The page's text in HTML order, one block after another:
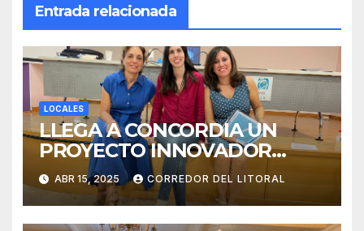
Entrada relacionada
LOCALES
LLEGA A CONCORDIA UN
PROYECTO INNOVADOR
SOBRE EL DUELO Y LA
CULTURA.
ABR 15, 2025 CORREDOR DEL LITORAL